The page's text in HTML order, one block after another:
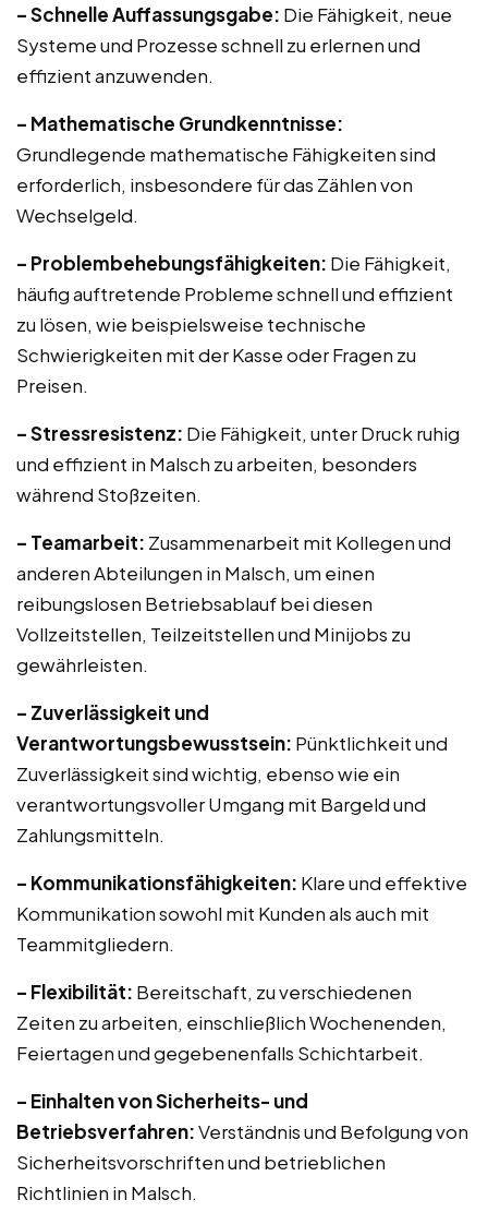
– Schnelle Auffassungsgabe: Die Fähigkeit, neue
Systeme und Prozesse schnell zu erlernen und
effizient anzuwenden.
– Mathematische Grundkenntnisse:
Grundlegende mathematische Fähigkeiten sind
erforderlich, insbesondere für das Zählen von
Wechselgeld.
– Problembehebungsfähigkeiten: Die Fähigkeit,
häufig auftretende Probleme schnell und effizient
zu lösen, wie beispielsweise technische
Schwierigkeiten mit der Kasse oder Fragen zu
Preisen.
– Stressresistenz: Die Fähigkeit, unter Druck ruhig
und effizient in Malsch zu arbeiten, besonders
während Stoßzeiten.
– Teamarbeit: Zusammenarbeit mit Kollegen und
anderen Abteilungen in Malsch, um einen
reibungslosen Betriebsablauf bei diesen
Vollzeitstellen, Teilzeitstellen und Minijobs zu
gewährleisten.
– Zuverlässigkeit und
Verantwortungsbewusstsein: Pünktlichkeit und
Zuverlässigkeit sind wichtig, ebenso wie ein
verantwortungsvoller Umgang mit Bargeld und
Zahlungsmitteln.
– Kommunikationsfähigkeiten: Klare und effektive
Kommunikation sowohl mit Kunden als auch mit
Teammitgliedern.
– Flexibilität: Bereitschaft, zu verschiedenen
Zeiten zu arbeiten, einschließlich Wochenenden,
Feiertagen und gegebenenfalls Schichtarbeit.
– Einhalten von Sicherheits- und
Betriebsverfahren:Verständnis und Befolgung von
Sicherheitsvorschriften und betrieblichen
Richtlinien in Malsch.